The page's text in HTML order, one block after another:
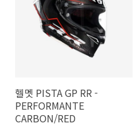
헬멧 PISTA GP RR -
PERFORMANTE
CARBON/RED